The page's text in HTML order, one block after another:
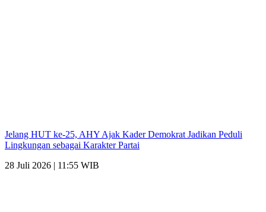
Jelang HUT ke-25, AHY Ajak Kader Demokrat Jadikan Peduli
Lingkungan sebagai Karakter Partai
28 Juli 2026 | 11:55 WIB